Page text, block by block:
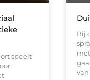
speelt
Bij
van